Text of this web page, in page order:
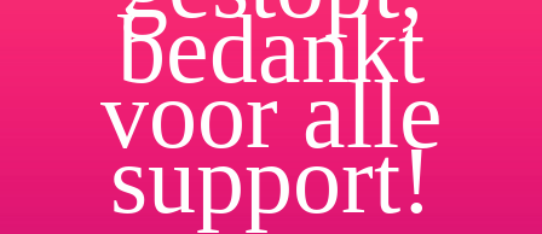
bedankt
voor alle
support!